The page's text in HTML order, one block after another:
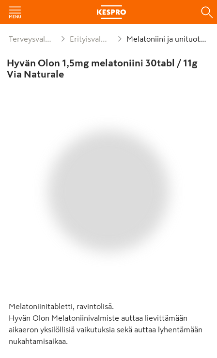
Terveysvalmisteet Erityisvalmisteet Melatoniini ja unituotteet
Hyvän Olon 1,5mg melatoniini 30tabl / 11g
Via Naturale
Melatoniinitabletti, ravintolisä.
Hyvän Olon Melatoniinivalmiste auttaa lievittämään
aikaeron yksilöllisiä vaikutuksia sekä auttaa lyhentämään
nukahtamisaikaa.